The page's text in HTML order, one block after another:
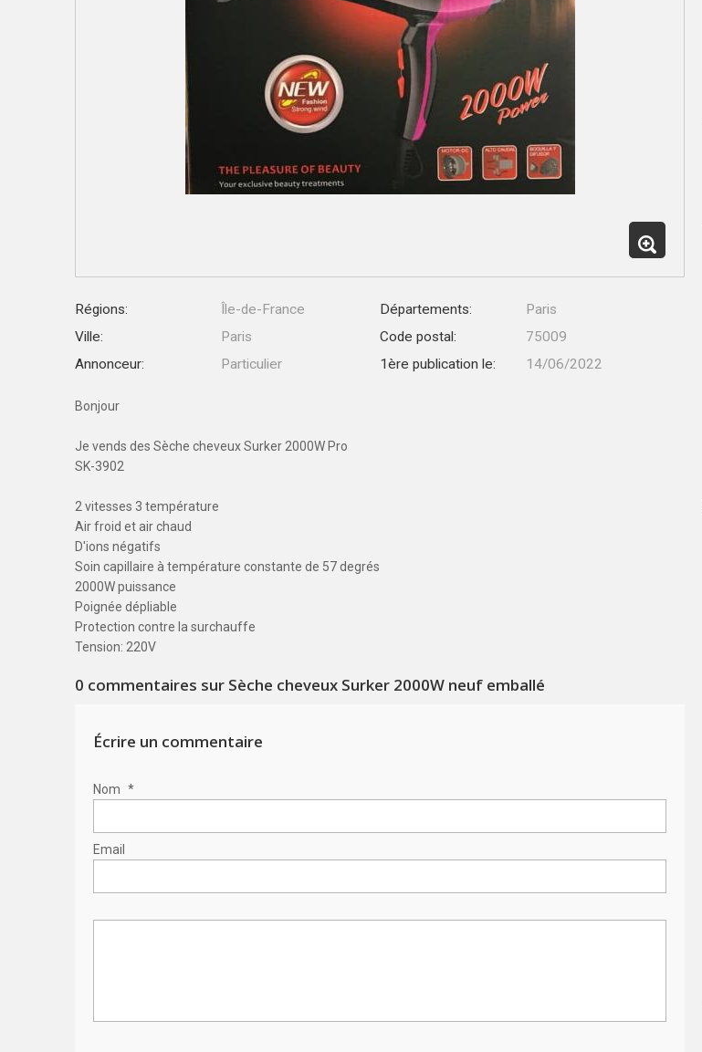
Régions: Île-de-France Départements:
Paris
Ville:
Paris Code postal:
75009
Annonceur:
Particulier 1ère publication le: 14/06/2022
Bonjour
Je vends des Sèche cheveux Surker 2000W Pro
SK-3902
2 vitesses 3 température
Air froid et air chaud
D'ions négatifs
Soin capillaire à température constante de 57 degrés
2000W puissance
Poignée dépliable
Protection contre la surchauffe
Tension: 220V
0 commentaires sur Sèche cheveux Surker 2000W neuf emballé
Écrire un commentaire
Nom *
Email